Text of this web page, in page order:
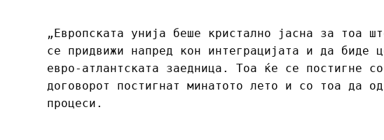
„Европската унија беше кристално јасна за тоа
се придвижи напред кон интеграцијата и да биде
евро-атлантската заедница. Тоа ќе се постигне
договорот постигнат минатото лето и со тоа да
процеси.